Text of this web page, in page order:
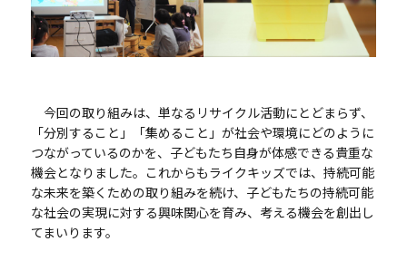
今回の取り組みは、単なるリサイクル活動にとどまらず、
「分別すること」「集めること」が社会や環境にどのように
つながっているのかを、子どもたち自身が体感できる貴重な
機会となりました。これからもライクキッズでは、持続可能
な未来を築くための取り組みを続け、子どもたちの持続可能
な社会の実現に対する興味関心を育み、考える機会を創出し
てまいります。